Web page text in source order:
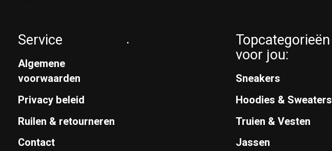
Service
Algemene
voorwaarden
Privacy beleid
Ruilen & retourneren
Contact
. Topcategorieën
voor jou:
Sneakers
Hoodies & Sweaters
Truien & Vesten
Jassen